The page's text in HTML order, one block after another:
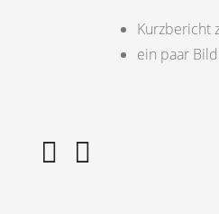
Kurzbericht
ein paar